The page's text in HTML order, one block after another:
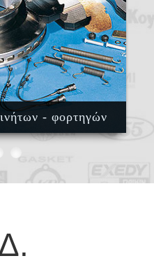
- φορτηγών